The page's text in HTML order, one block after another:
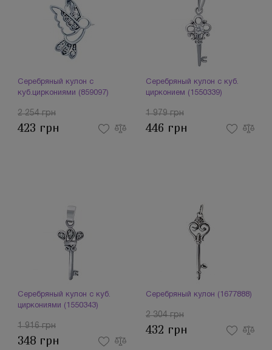
Серебряный кулон с
куб.циркониями (859097)
2 254 грн
423 грн
Серебряный кулон с куб.
цирконием (1550339)
1 979 грн
446 грн
Серебряный кулон с куб.
циркониями (1550343)
1 916 грн
348 грн
Серебряный кулон (1677888)
2 304 грн
432 грн